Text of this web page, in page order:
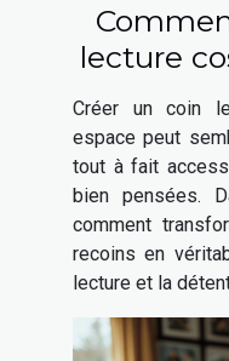
lecture
Créer un coin
espace peut
tout à fait
bien pensées.
comment
recoins en
lecture et la